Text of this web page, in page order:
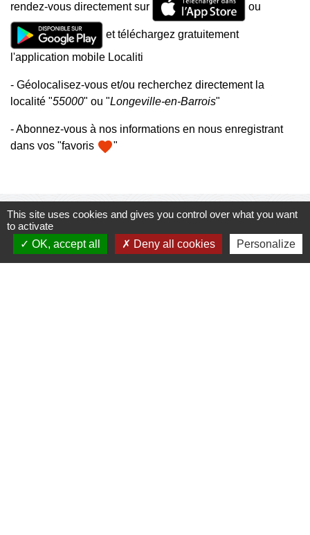
rendez-vous directement sur
ou
et téléchargez gratuitement
l'application mobile Localiti
- Géolocalisez-vous et/ou recherchez directement la
localité "55000" ou "Longeville-en-Barrois"
- Abonnez-vous à nos informations en nous enregistrant
dans vos "favoris favorite"
Mairie, horaires et contacts
Commune de Longeville-en-Barrois
2, Rue de l'Orme
55000 Longeville-en-Barrois - FRANCE
This site uses cookies and gives you control over what you want
to activate
OK, accept all
Deny all cookies Personalize